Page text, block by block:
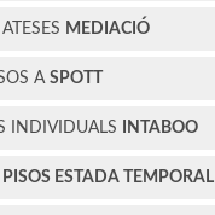
MEDIACIÓ
A SPOTT
INDIVIDUALS INTABOO
PISOS ESTADA TEMPORAL